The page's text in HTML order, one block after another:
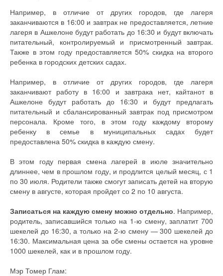
Например, в отличие от других городов, где лагеря
заканчиваются в 16:00 и завтрак не предоставляется, летние
лагеря в Ашкелоне будут работать до 16:30 и будут включать
питательный, контролируемый и присмотренный завтрак.
Также в этом году предоставляется 50% скидка на второго
ребенка в городских детских садах.
Например, в отличие от других городов, где лагеря
заканчивают работу в 16:00 и завтрака нет, кайтанот в
Ашкелоне будут работать до 16:30 и будут предлагать
питательный и сбалансированный завтрак под присмотром
персонала. Кроме того, в этом году каждому второму
ребенку в семье в муниципальных садах будет
предоставлена 50% скидка в каждую смену.
В этом году первая смена лагерей в июле значительно
длиннее, чем в прошлом году, и продлится целый месяц, с 1
по 30 июля. Родители также смогут записать детей на вторую
смену в августе, которая пройдет со 2 по 10 августа.
Записаться на каждую смену можно отдельно. Например,
родитель, записавшийся только на 1-ю смену, заплатит 700
шекелей до 16:30, а только на 2-ю смену — 300 шекелей до
16:30. Максимальная цена за обе смены остается на уровне
1000 шекелей, как и в прошлом году.
Мэр Томер Глам: